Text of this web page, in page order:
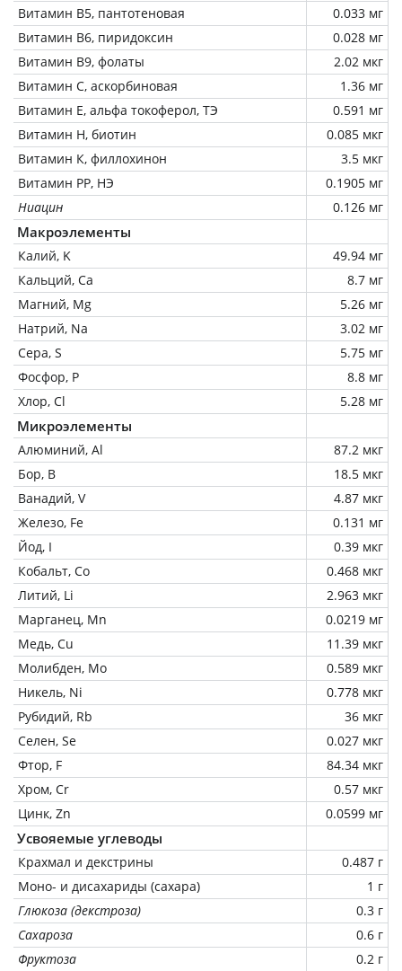
Витамин В5, пантотеновая
0.033 мг
Витамин В6, пиридоксин
0.028 мг
Витамин В9, фолаты
2.02 мкг
Витамин C, аскорбиновая
1.36 мг
Витамин Е, альфа токоферол, ТЭ
0.591 мг
Витамин Н, биотин
0.085 мкг
Витамин К, филлохинон
3.5 мкг
Витамин РР, НЭ
0.1905 мг
Ниацин
0.126 мг
Макроэлементы
Калий, K
49.94 мг
Кальций, Ca
8.7 мг
Магний, Mg
5.26 мг
Натрий, Na
3.02 мг
Сера, S
5.75 мг
Фосфор, P
8.8 мг
Хлор, Cl
5.28 мг
Микроэлементы
Алюминий, Al
87.2 мкг
Бор, B
18.5 мкг
Ванадий, V
4.87 мкг
Железо, Fe
0.131 мг
Йод, I
0.39 мкг
Кобальт, Co
0.468 мкг
Литий, Li
2.963 мкг
Марганец, Mn
0.0219 мг
Медь, Cu
11.39 мкг
Молибден, Mo
0.589 мкг
Никель, Ni
0.778 мкг
Рубидий, Rb
36 мкг
Селен, Se
0.027 мкг
Фтор, F
84.34 мкг
Хром, Cr
0.57 мкг
Цинк, Zn
0.0599 мг
Усвояемые углеводы
Крахмал и декстрины
0.487 г
Моно- и дисахариды (сахара)
1 г
Глюкоза (декстроза)
0.3 г
Сахароза
0.6 г
Фруктоза
0.2 г